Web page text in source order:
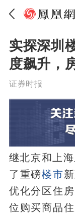
实探深圳
度飙升，
证券时报
继北京和上
了重磅楼市
优化分区住
位购买商品